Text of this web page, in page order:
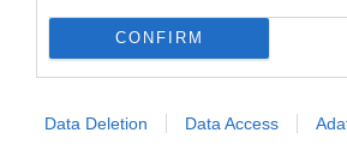
CONFIRM
Data Deletion Data Access
ez a bolygónkra is
Rekordsebességű
egy távoli exobolygón
Nyitókép:A kép illusztráció
/